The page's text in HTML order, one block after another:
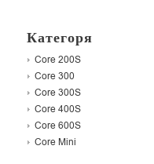
Категоря
Core 200S
Core 300
Core 300S
Core 400S
Core 600S
Core Mini